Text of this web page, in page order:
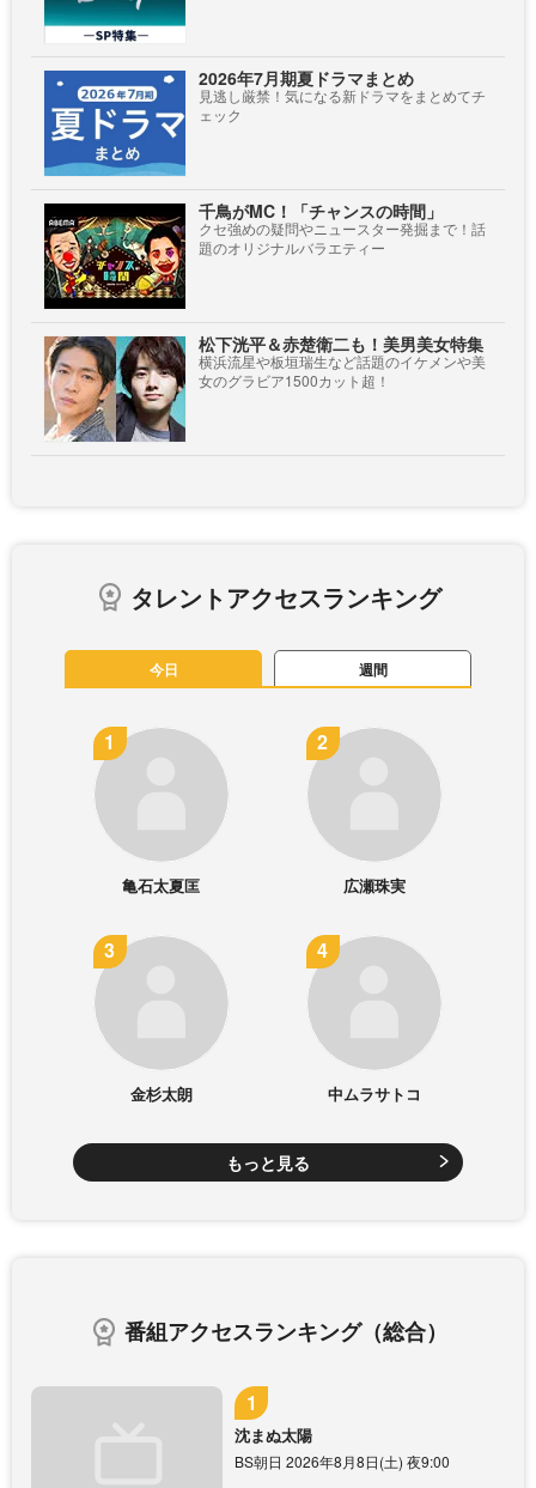
2026年7月期夏ドラマまとめ
見逃し厳禁！気になる新ドラマをまとめてチ
ェック
千鳥がMC！「チャンスの時間」
クセ強めの疑問やニュースター発掘まで！話
題のオリジナルバラエティー
松下洸平＆赤楚衛二も！美男美女特集
横浜流星や板垣瑞生など話題のイケメンや美
女のグラビア1500カット超！
タレントアクセスランキング
今日 週間
亀石太夏匡 広瀬珠実
金杉太朗 中ムラサトコ
もっと見る
番組アクセスランキング（総合）
沈まぬ太陽
BS朝日 2026年8月8日(土) 夜9:00